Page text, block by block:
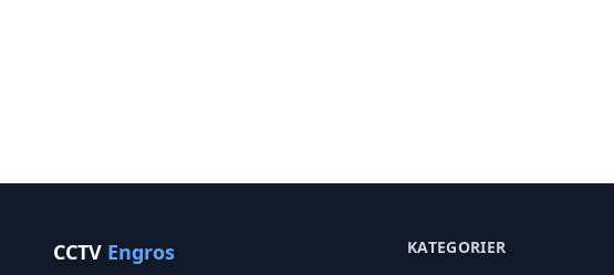
CCTV Engros
KATEGORIER